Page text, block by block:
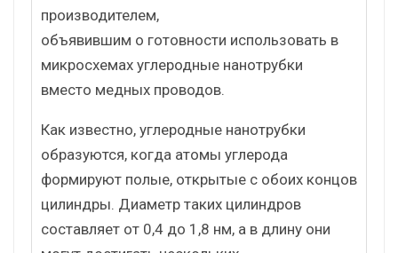
производителем,
объявившим о готовности использовать в
микросхемах углеродные нанотрубки
вместо медных проводов.
Как известно, углеродные нанотрубки
образуются, когда атомы углерода
формируют полые, открытые с обоих концов
цилиндры. Диаметр таких цилиндров
составляет от 0,4 до 1,8 нм, а в длину они